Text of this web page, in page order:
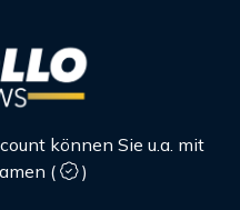
können Sie u.a. mit
(
)